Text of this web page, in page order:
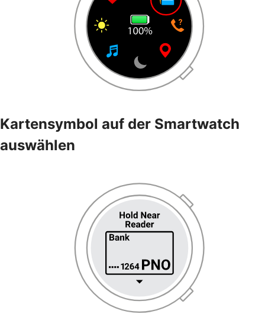
Kartensymbol auf der Smartwatch
auswählen